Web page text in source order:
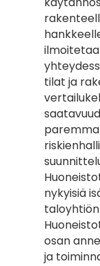
tilat ja
nykyisiä
osan
ja